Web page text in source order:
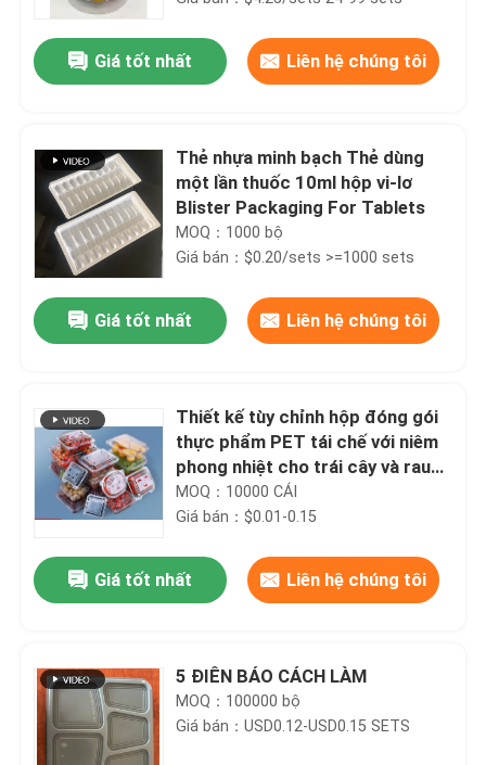
Giá tốt nhất Liên hệ chúng tôi
Thẻ nhựa minh bạch Thẻ dùng
một lần thuốc 10ml hộp vi-lơ
Blister Packaging For Tablets
MOQ：1000 bộ
Giá bán：$0.20/sets >=1000 sets
Giá tốt nhất Liên hệ chúng tôi
Thiết kế tùy chỉnh hộp đóng gói
thực phẩm PET tái chế với niêm
phong nhiệt cho trái cây và rau
quả
MOQ：10000 CÁI
Giá bán：$0.01-0.15
Giá tốt nhất Liên hệ chúng tôi
5 ĐIÊN BÁO CÁCH LÀM
MOQ：100000 bộ
Giá bán：USD0.12-USD0.15 SETS